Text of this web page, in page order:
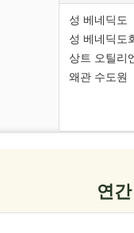
성 베네딕도
성 베네딕도
상트 오틸리
왜관 수도원
연